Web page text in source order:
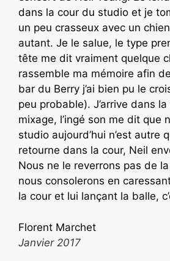
dans la cour du studio et je
un peu crasseux avec un
autant. Je le salue, le type
tête me dit vraiment quelque
rassemble ma mémoire afin
bar du Berry j’ai bien pu le
peu probable). J’arrive dans
mixage, l’ingé son me dit que
studio aujourd’hui n’est autre
retourne dans la cour, Neil
Nous ne le reverrons pas de
nous consolerons en
la cour et lui lançant la balle,
Florent Marchet
Janvier 2017